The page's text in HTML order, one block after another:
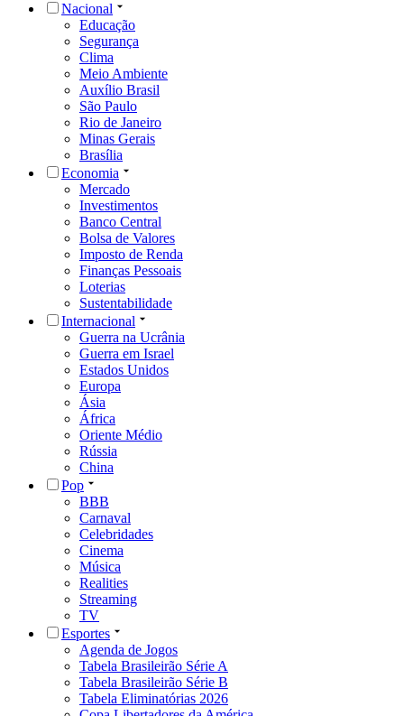
Nacional
Educação
Segurança
Clima
Meio Ambiente
Auxílio Brasil
São Paulo
Rio de Janeiro
Minas Gerais
Brasília
Economia
Mercado
Investimentos
Banco Central
Bolsa de Valores
Imposto de Renda
Finanças Pessoais
Loterias
Sustentabilidade
Internacional
Guerra na Ucrânia
Guerra em Israel
Estados Unidos
Europa
Ásia
África
Oriente Médio
Rússia
China
Pop
BBB
Carnaval
Celebridades
Cinema
Música
Realities
Streaming
TV
Esportes
Agenda de Jogos
Tabela Brasileirão Série A
Tabela Brasileirão Série B
Tabela Eliminatórias 2026